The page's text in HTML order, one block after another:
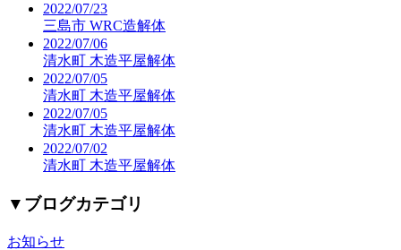
2022/07/23
三島市 WRC造解体
2022/07/06
清水町 木造平屋解体
2022/07/05
清水町 木造平屋解体
2022/07/05
清水町 木造平屋解体
2022/07/02
清水町 木造平屋解体
▼ ブログカテゴリ
お知らせ